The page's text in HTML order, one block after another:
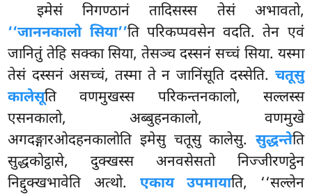
इमेसं निगण्ठानं तादिसस्स तेसं अभावतो,
‘‘जाननकालो सिया’’ति परिकप्पवसेन वदति. तेन एवं
जानितुं तेहि सक्का सिया, तेसञ्च दस्सनं सच्चं सिया. यस्मा
तेसं दस्सनं असच्चं, तस्मा ते न जानिंसूति दस्सेति. चतूसु
कालेसूति वणमुखस्स परिकन्तनकालो, सल्लस्स
एसनकालो, अब्बुहनकालो, वणमुखे
अगदङ्गारओदहनकालोति इमेसु चतूसु कालेसु. सुद्धन्तेति
सुद्धकोट्ठासे, दुक्खस्स अनवसेसतो निज्जीरणट्ठेन
निद्दुक्खभावेति अत्थो. एकाय उपमायाति, ‘‘सल्लेन